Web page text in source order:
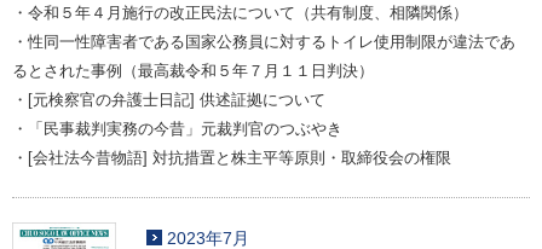
・令和５年４月施行の改正民法について（共有制度、相隣関係）
・性同一性障害者である国家公務員に対するトイレ使用制限が違法であ
るとされた事例（最高裁令和５年７月１１日判決）
・[元検察官の弁護士日記] 供述証拠について
・「民事裁判実務の今昔」元裁判官のつぶやき
・[会社法今昔物語] 対抗措置と株主平等原則・取締役会の権限
2023年7月